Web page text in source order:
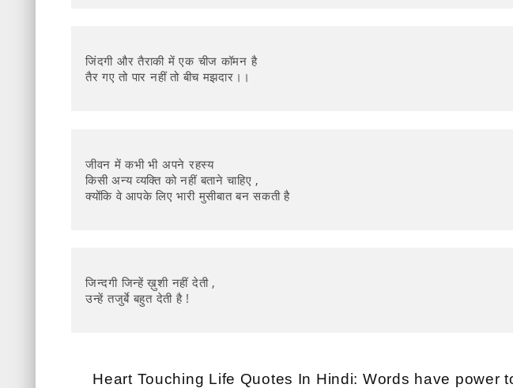
जिंदगी और तैराकी में एक चीज कॉमन है
तैर गए तो पार नहीं तो बीच मझदार।।
जीवन में कभी भी अपने रहस्य
किसी अन्य व्यक्ति को नहीं बताने चाहिए ,
क्योंकि वे आपके लिए भारी मुसीबात बन सकती है
जिन्दगी जिन्हें ख़ुशी नहीं देती ,
उन्हें तजुर्बे बहुत देती है !
Heart Touching Life Quotes In Hindi: Words have